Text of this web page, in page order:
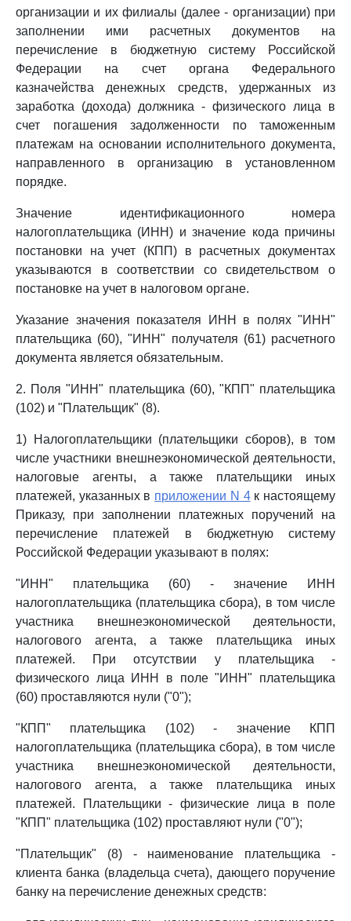
организации и их филиалы (далее - организации) при
заполнении ими расчетных документов на
перечисление в бюджетную систему Российской
Федерации на счет органа Федерального
казначейства денежных средств, удержанных из
заработка (дохода) должника - физического лица в
счет погашения задолженности по таможенным
платежам на основании исполнительного документа,
направленного в организацию в установленном
порядке.
Значение идентификационного номера
налогоплательщика (ИНН) и значение кода причины
постановки на учет (КПП) в расчетных документах
указываются в соответствии со свидетельством о
постановке на учет в налоговом органе.
Указание значения показателя ИНН в полях "ИНН"
плательщика (60), "ИНН" получателя (61) расчетного
документа является обязательным.
2. Поля "ИНН" плательщика (60), "КПП" плательщика
(102) и "Плательщик" (8).
1) Налогоплательщики (плательщики сборов), в том
числе участники внешнеэкономической деятельности,
налоговые агенты, а также плательщики иных
платежей, указанных в приложении N 4к настоящему
Приказу, при заполнении платежных поручений на
перечисление платежей в бюджетную систему
Российской Федерации указывают в полях:
"ИНН" плательщика (60) - значение ИНН
налогоплательщика (плательщика сбора), в том числе
участника внешнеэкономической деятельности,
налогового агента, а также плательщика иных
платежей. При отсутствии у плательщика -
физического лица ИНН в поле "ИНН" плательщика
(60) проставляются нули ("0");
"КПП" плательщика (102) - значение КПП
налогоплательщика (плательщика сбора), в том числе
участника внешнеэкономической деятельности,
налогового агента, а также плательщика иных
платежей. Плательщики - физические лица в поле
"КПП" плательщика (102) проставляют нули ("0");
"Плательщик" (8) - наименование плательщика -
клиента банка (владельца счета), дающего поручение
банку на перечисление денежных средств: